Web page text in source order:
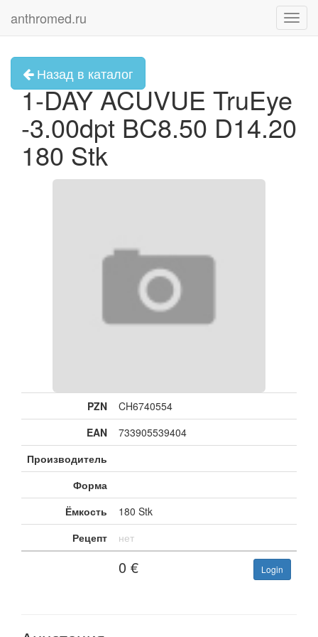
anthromed.ru
Назад в каталог
1-DAY ACUVUE TruEye
-3.00dpt BC8.50 D14.20
180 Stk
PZN
CH6740554
EAN
733905539404
Производитель
Форма
Ёмкость
180 Stk
Рецепт
нет
0 € Login